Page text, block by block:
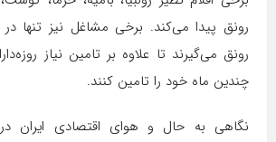
رونق پیدا می‌کند. برخی مشاغل نیز تنها
رونق می‌گیرند تا علاوه بر تامین نیاز
چندین ماه خود را تامین کنند.
نگاهی به حال و هوای اقتصادی ایران